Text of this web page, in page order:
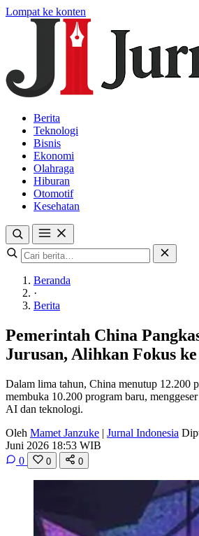
Lompat ke konten
Berita
Teknologi
Bisnis
Ekonomi
Olahraga
Hiburan
Otomotif
Kesehatan
Beranda
·
Berita
Pemerintah China
Jurusan, Alihkan Fokus
Dalam lima tahun, China menutup 12.200
membuka 10.200 program baru,
AI dan teknologi.
Oleh Mamet Janzuke | Jurnal Indonesia
Juni 2026 18:53 WIB
0
0 0